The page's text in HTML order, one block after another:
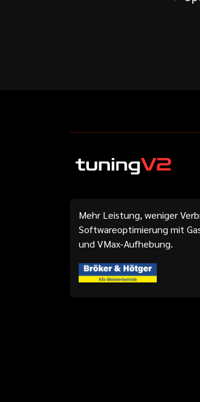
Mehr Leistung, weniger
Softwareoptimierung mit
und VMax-Aufhebung.